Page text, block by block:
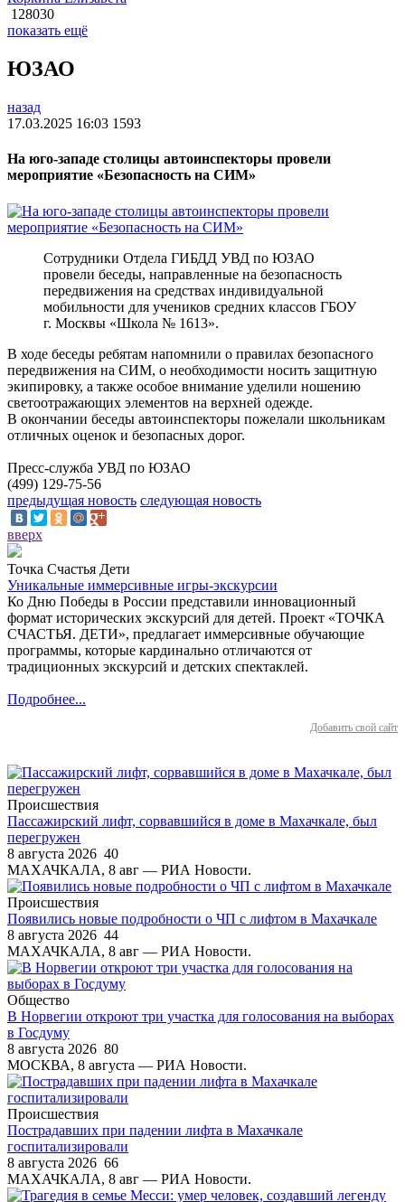
128030
показать ещё
ЮЗАО
назад
17.03.2025 16:03 1593
На юго-западе столицы автоинспекторы провели
мероприятие «Безопасность на СИМ»
Сотрудники Отдела ГИБДД УВД по ЮЗАО
провели беседы, направленные на безопасность
передвижения на средствах индивидуальной
мобильности для учеников средних классов ГБОУ
г. Москвы «Школа № 1613».
В ходе беседы ребятам напомнили о правилах безопасного
передвижения на СИМ, о необходимости носить защитную
экипировку, а также особое внимание уделили ношению
светоотражающих элементов на верхней одежде.
В окончании беседы автоинспекторы пожелали школьникам
отличных оценок и безопасных дорог.
Пресс-служба УВД по ЮЗАО
(499) 129-75-56
предыдущая новость следующая новость
вверх
Точка Счастья Дети
Уникальные иммерсивные игры-экскурсии
Ко Дню Победы в России представили инновационный
формат исторических экскурсий для детей. Проект «ТОЧКА
СЧАСТЬЯ. ДЕТИ», предлагает иммерсивные обучающие
программы, которые кардинально отличаются от
традиционных экскурсий и детских спектаклей.
Подробнее...
Добавить свой сайт
Происшествия
Пассажирский лифт, сорвавшийся в доме в Махачкале, был
перегружен
8 августа 2026 40
МАХАЧКАЛА, 8 авг — РИА Новости.
Происшествия
Появились новые подробности о ЧП с лифтом в Махачкале
8 августа 2026 44
МАХАЧКАЛА, 8 авг — РИА Новости.
Общество
В Норвегии откроют три участка для голосования на выборах
в Госдуму
8 августа 2026 80
МОСКВА, 8 августа — РИА Новости.
Происшествия
Пострадавших при падении лифта в Махачкале
госпитализировали
8 августа 2026 66
МАХАЧКАЛА, 8 авг — РИА Новости.